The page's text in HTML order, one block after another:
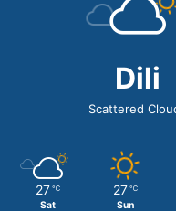
Dili
Scattered
27 ℃
Sat
27 ℃
Sun